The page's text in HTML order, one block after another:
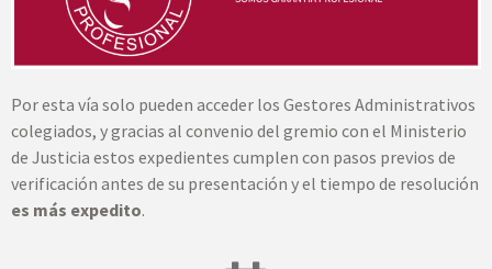
Por esta vía solo pueden acceder los Gestores Administrativos
colegiados, y gracias al convenio del gremio con el Ministerio
de Justicia estos expedientes cumplen con pasos previos de
verificación antes de su presentación y el tiempo de resolución
es más expedito.